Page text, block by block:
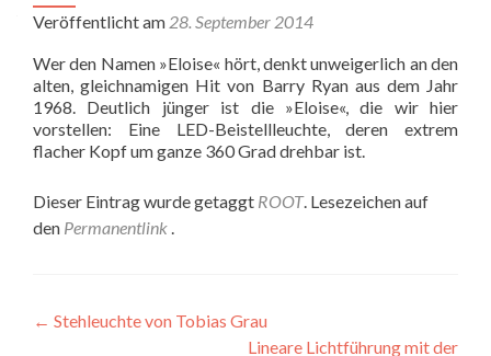
Veröffentlicht am 28. September 2014
Wer den Namen »Eloise« hört, denkt unweigerlich an den
alten, gleichnamigen Hit von Barry Ryan aus dem Jahr
1968. Deutlich jünger ist die »Eloise«, die wir hier
vorstellen: Eine LED-Beistellleuchte, deren extrem
flacher Kopf um ganze 360 Grad drehbar ist.
Dieser Eintrag wurde getaggt ROOT. Lesezeichen auf
den Permanentlink .
Beitragsnavigation
← Stehleuchte von Tobias Grau
Lineare Lichtführung mit der